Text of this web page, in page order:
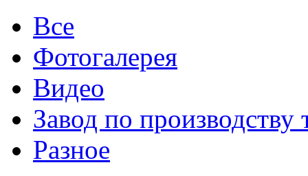
Все
Фотогалерея
Видео
Завод по
Разное